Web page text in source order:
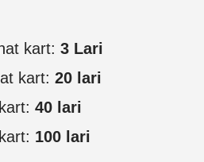
kart: 3 Lari
kart: 20 lari
40 lari
100 lari